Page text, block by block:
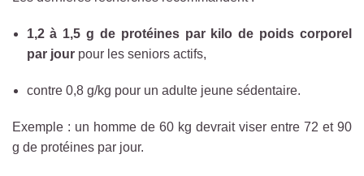
1,2 à 1,5 g de protéines par kilo de poids corporel
par jourpour les seniors actifs,
contre 0,8 g/kg pour un adulte jeune sédentaire.
Exemple : un homme de 60 kg devrait viser entre 72 et 90
g de protéines par jour.